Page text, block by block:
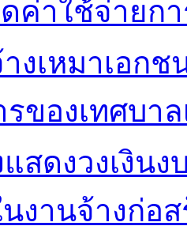
ดค่าใช้จ่ายก
างเหมาเอก
ของเทศบา
แสดงวงเงิน
นงานจ้างก่อ